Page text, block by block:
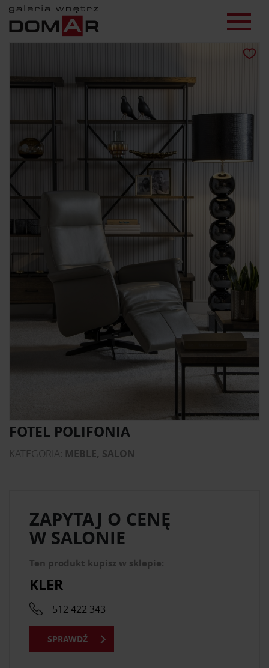
FOTEL POLIFONIA
KATEGORIA: MEBLE, SALON
ZAPYTAJ O CENĘ
W SALONIE
Ten produkt kupisz w sklepie:
KLER
512 422 343
SPRAWDŹ